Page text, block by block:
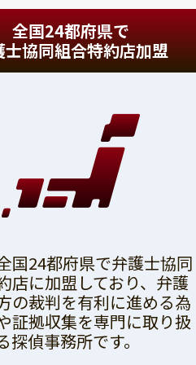
全国24都府県で
士協同組合特約店加盟
国24都府県で弁護士協同
店に加盟しており、弁護
の裁判を有利に進める為
証拠収集を専門に取り扱
探偵事務所です。